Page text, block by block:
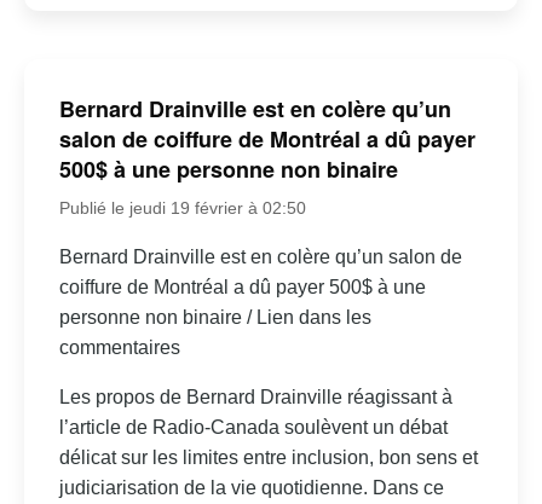
Bernard Drainville est en colère qu’un
salon de coiffure de Montréal a dû payer
500$ à une personne non binaire
Publié le jeudi 19 février à 02:50
Bernard Drainville est en colère qu’un salon de
coiffure de Montréal a dû payer 500$ à une
personne non binaire / Lien dans les
commentaires
Les propos de Bernard Drainville réagissant à
l’article de Radio-Canada soulèvent un débat
délicat sur les limites entre inclusion, bon sens et
judiciarisation de la vie quotidienne. Dans ce